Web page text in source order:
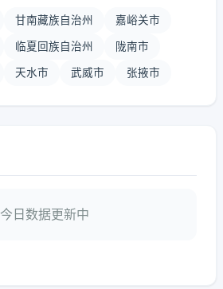
甘南藏族自治州 嘉峪关市
临夏回族自治州 陇南市
天水市 武威市 张掖市
今日数据更新中